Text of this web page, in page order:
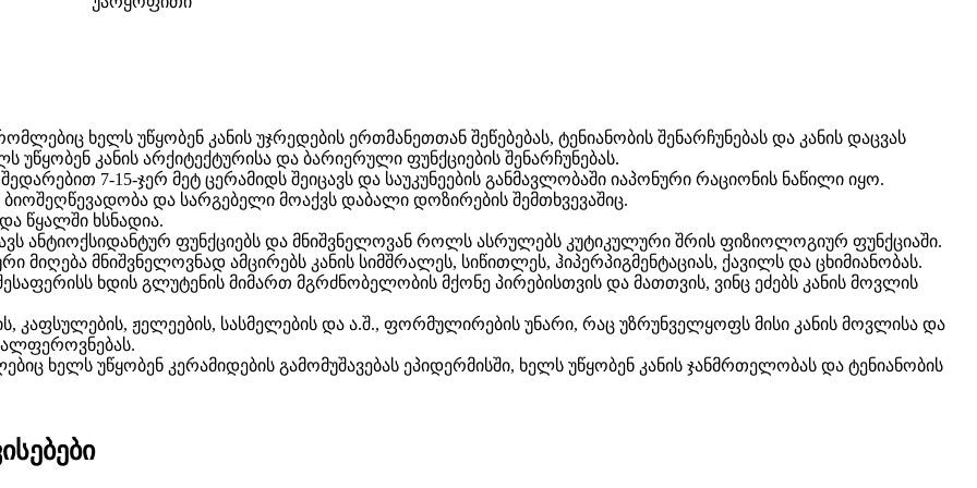
ხელს უწყობენ კანის უჯრედების ერთმანეთთან შეწებებას, ტენიანობის შენარჩუნებას და კანის დაცვას
უწყობენ კანის არქიტექტურისა და ბარიერული ფუნქციების შენარჩუნებას.
7-15-ჯერ მეტ ცერამიდს შეიცავს და საუკუნეების განმავლობაში იაპონური რაციონის ნაწილი იყო.
ბიოშეღწევადობა და სარგებელი მოაქვს დაბალი დოზირების შემთხვევაშიც.
წყალში ხსნადია.
ანტიოქსიდანტურ ფუნქციებს და მნიშვნელოვან როლს ასრულებს კუტიკულური შრის ფიზიოლოგიურ ფუნქციაში.
მიღება მნიშვნელოვნად ამცირებს კანის სიმშრალეს, სიწითლეს, ჰიპერპიგმენტაციას, ქავილს და ცხიმიანობას.
ხდის გლუტენის მიმართ მგრძნობელობის მქონე პირებისთვის და მათთვის, ვინც ეძებს კანის მოვლის
კაფსულების, ჟელეების, სასმელების და ა.შ., ფორმულირების უნარი, რაც უზრუნველყოფს მისი კანის მოვლისა და
ხელს უწყობენ კერამიდების გამომუშავებას ეპიდერმისში, ხელს უწყობენ კანის ჯანმრთელობას და ტენიანობის